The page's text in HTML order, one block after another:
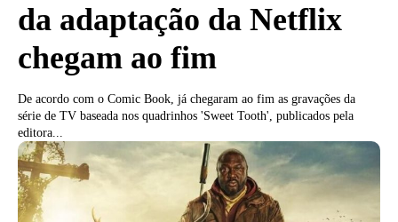
da adaptação da Netflix
chegam ao fim
De acordo com o Comic Book, já chegaram ao fim as gravações da
série de TV baseada nos quadrinhos 'Sweet Tooth', publicados pela
editora...